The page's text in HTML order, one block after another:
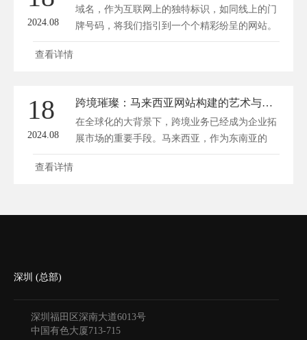
2024.08
域名，作为互联网上的独特标识，如同线上的门
牌号码，将我们指引到一个个精彩纷呈的网站。
然...
查看详情
18
2024.08
跨境璀璨：马来西亚网站构建的艺术与科学
在全球化的大背景下，跨境业务已经成为企业拓
展市场的重要手段。马来西亚，作为东南亚的
重...
查看详情
深圳 (总部)
深圳福田区深南大道6013号
中国有色大厦 713-715